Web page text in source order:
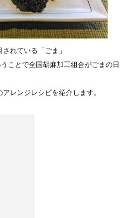
れている「ごま」
ことで全国胡麻加工組合がごまの日
レンジレシピを紹介します。
通販 質問
節約
羽根つき スタミナ肉餃子
羽根つき餃子
子 豚まん
膨らむ
好み餃子
豆苗
大阪王将